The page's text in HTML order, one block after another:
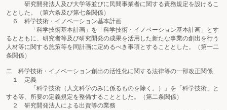
研究開発法人及び大学等並びに民間事業者に関する責務規定を設けるこ
ととした。（第六条及び第七条関係）
６ 科学技術・イノベーション基本計画
「科学技術基本計画」を「科学技術・イノベーション基本計画」とす
るとともに、研究者等及び研究開発の成果を活用した新たな事業の創出を行う
人材等に関する施策等を同計画に定めるべき事項とすることとした。（第一二
条関係）
二 科学技術・イノベーション創出の活性化に関する法律等の一部改正関係
１ 定義
「科学技術（人文科学のみに係るものを除く。）」を「科学技術」と
する等、所要の定義規定を整備することとした。（第二条関係）
２ 研究開発法人による出資等の業務